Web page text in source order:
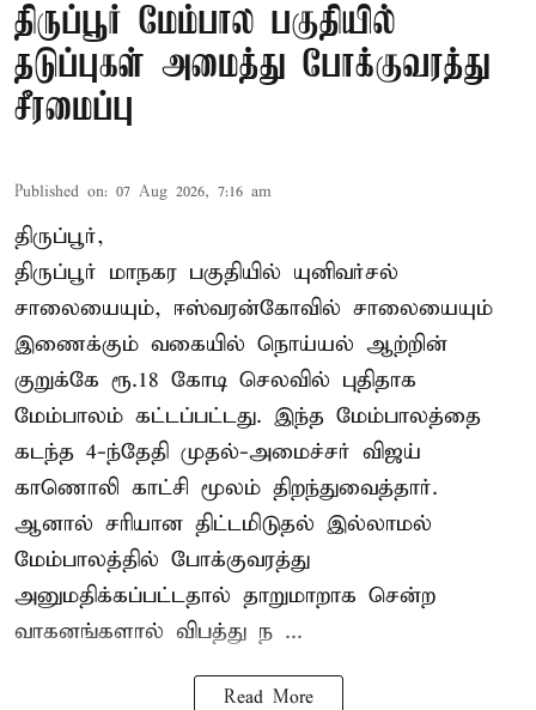
திருப்பூர் மேம்பால பகுதியில்
தடுப்புகள் அமைத்து போக்குவரத்து
சீரமைப்பு
Published on: 07 Aug 2026, 7:16 am
திருப்பூர்,
திருப்பூர் மாநகர பகுதியில் யுனிவர்சல்
சாலையையும், ஈஸ்வரன்கோவில் சாலையையும்
இணைக்கும் வகையில் நொய்யல் ஆற்றின்
குறுக்கே ரூ.18 கோடி செலவில் புதிதாக
மேம்பாலம் கட்டப்பட்டது. இந்த மேம்பாலத்தை
கடந்த 4-ந்தேதி முதல்-அமைச்சர் விஜய்
காணொலி காட்சி மூலம் திறந்துவைத்தார்.
ஆனால் சரியான திட்டமிடுதல் இல்லாமல்
மேம்பாலத்தில் போக்குவரத்து
அனுமதிக்கப்பட்டதால் தாறுமாறாக சென்ற
வாகனங்களால் விபத்து ந ...
Read More